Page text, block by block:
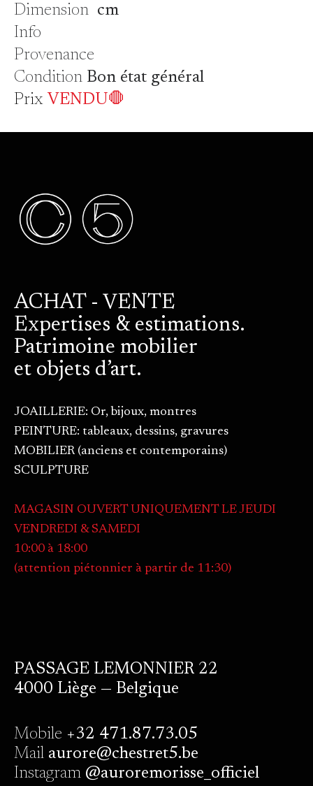
Dimensioncm
Info
Provenance
Condition Bon état général
Prix VENDU🛑
ACHAT - VENTE
Expertises & estimations.
Patrimoine mobilier
et objets d’art.
JOAILLERIE: Or, bijoux, montres
PEINTURE: tableaux, dessins, gravures
MOBILIER (anciens et contemporains)
SCULPTURE
MAGASIN OUVERT UNIQUEMENT LE JEUDI
VENDREDI & SAMEDI
10:00 à 18:00
(attention piétonnier à partir de 11:30)
PASSAGE LEMONNIER 22
4000 Liège — Belgique
Mobile +32 471.87.73.05
Mailaurore@chestret5.be
Instagram@auroremorisse_officiel